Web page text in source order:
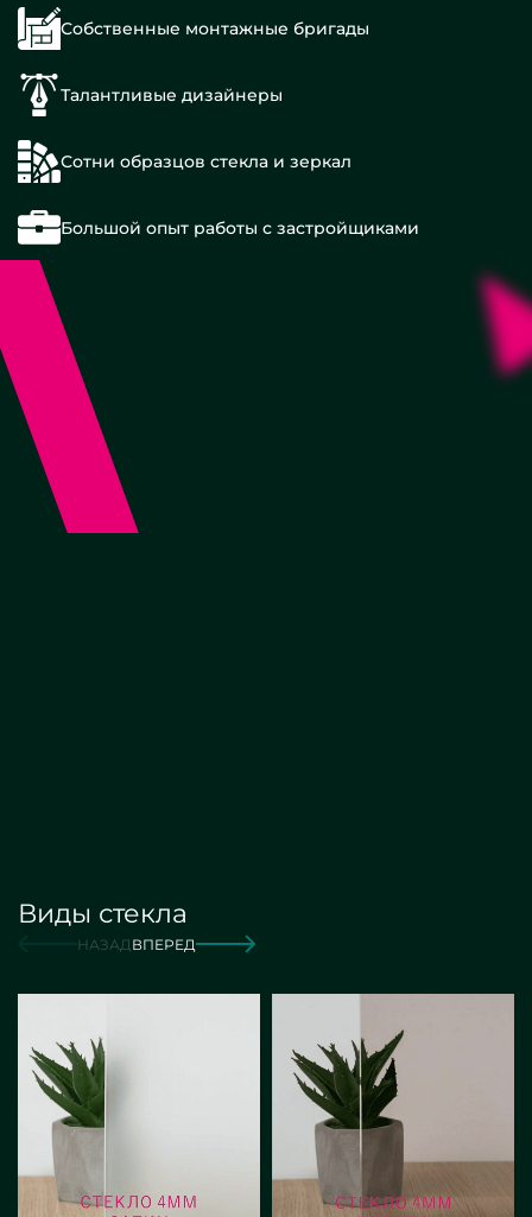
Собственные монтажные бригады
Талантливые дизайнеры
Сотни образцов стекла и зеркал
Большой опыт работы с застройщиками
Большие
от 12 000 руб./м2
Виды стекла
НАЗАД ВПЕРЕД